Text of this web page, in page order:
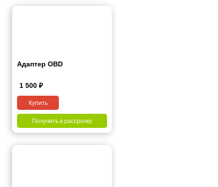
Адаптер OBD
1 500 ₽
Купить
Получить в рассрочку